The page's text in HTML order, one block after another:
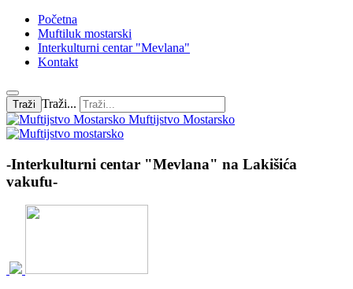
Početna
Muftiluk mostarski
Interkulturni centar "Mevlana"
Kontakt
Traži Traži...
Muftijstvo Mostarsko
-Interkulturni centar "Mevlana" na Lakišića
vakufu-